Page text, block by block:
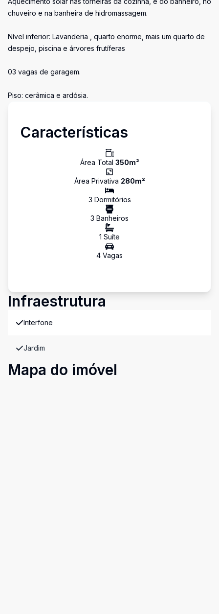
chuveiro e na banheira de hidromassagem.
Nível inferior: Lavanderia , quarto enorme, mais um quarto de
despejo, piscina e árvores frutíferas
03 vagas de garagem.
Piso: cerâmica e ardósia.
Características
Área Total 350m²
Área Privativa 280m²
3 Dormitórios
3 Banheiros
1 Suíte
4 Vagas
Infraestrutura
Interfone
Jardim
Mapa do imóvel